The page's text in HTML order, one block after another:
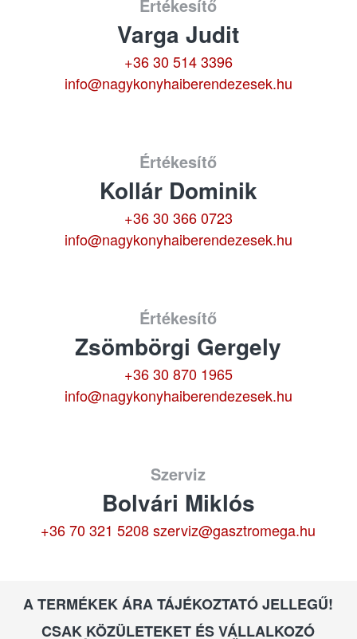
Értékesítő
Varga Judit
+36 30 514 3396
info@nagykonyhaiberendezesek.hu
Értékesítő
Kollár Dominik
+36 30 366 0723
info@nagykonyhaiberendezesek.hu
Értékesítő
Zsömbörgi Gergely
+36 30 870 1965
info@nagykonyhaiberendezesek.hu
Szerviz
Bolvári Miklós
+36 70 321 5208 szerviz@gasztromega.hu
A TERMÉKEK ÁRA TÁJÉKOZTATÓ JELLEGŰ!
CSAK KÖZÜLETEKET ÉS VÁLLALKOZÓ